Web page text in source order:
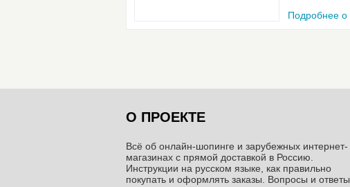
Подробнее о
О ПРОЕКТЕ
Всё об онлайн-шопинге и зарубежных интернет-
магазинах c прямой доставкой в Россию.
Инструкции на русском языке, как правильно
покупать и оформлять заказы. Вопросы и ответы